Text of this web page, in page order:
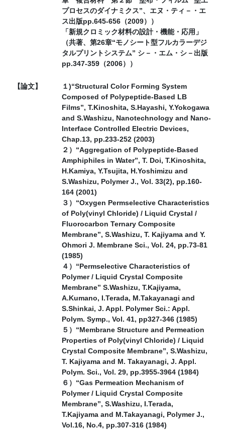
プロセスのダイナミクス”、エヌ・ティ－・エ
ス出版pp.645-656（2009））
「新規クロミック材料の設計・機能・応用」
（共著、第26章“モノシート型フルカラーデジ
タルプリントシステム” シ－・エム・シ－出版
pp.347-359（2006））
【論文】
１)“Structural Color Forming System
Composed of Polypeptide-Based LB
Films”, T.Kinoshita, S.Hayashi, Y.Yokogawa
and S.Washizu, Nanotechnology and Nano-
Interface Controlled Electric Devices,
Chap.13, pp.233-252 (2003)
２）“Aggregation of Polypeptide-Based
Amphiphiles in Water”, T. Doi, T.Kinoshita,
H.Kamiya, Y.Tsujita, H.Yoshimizu and
S.Washizu, Polymer J., Vol. 33(2), pp.160-
164 (2001)
３）“Oxygen Permselective Characteristics
of Poly(vinyl Chloride) / Liquid Crystal /
Fluorocarbon Ternary Composite
Membrane”, S.Washizu, T. Kajiyama and Y.
Ohmori J. Membrane Sci., Vol. 24, pp.73-81
(1985)
４）“Permselective Characteristics of
Polymer / Liquid Crystal Composite
Membrane” S.Washizu, T.Kajiyama,
A.Kumano, I.Terada, M.Takayanagi and
S.Shinkai, J. Appl. Polymer Sci.: Appl.
Polym. Symp., Vol. 41, pp327-346 (1985)
５）“Membrane Structure and Permeation
Properties of Poly(vinyl Chloride) / Liquid
Crystal Composite Membrane”, S.Washizu,
T. Kajiyama and M. Takayanagi, J. Appl.
Polym. Sci., Vol. 29, pp.3955-3964 (1984)
６）“Gas Permeation Mechanism of
Polymer / Liquid Crystal Composite
Membrane”, S.Washizu, I.Terada,
T.Kajiyama and M.Takayanagi, Polymer J.,
Vol.16, No.4, pp.307-316 (1984)